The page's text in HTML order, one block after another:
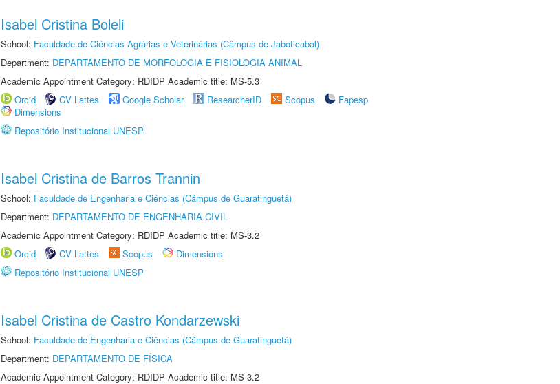
Isabel Cristina Boleli
School: Faculdade de Ciências Agrárias e Veterinárias (Câmpus de Jaboticabal)
Department: DEPARTAMENTO DE MORFOLOGIA E FISIOLOGIA ANIMAL
Academic Appointment Category: RDIDP Academic title: MS-5.3
Orcid
CV Lattes Google Scholar ResearcherID Scopus
Fapesp
Dimensions
Repositório Institucional UNESP
Isabel Cristina de Barros Trannin
School: Faculdade de Engenharia e Ciências (Câmpus de Guaratinguetá)
Department: DEPARTAMENTO DE ENGENHARIA CIVIL
Academic Appointment Category: RDIDP Academic title: MS-3.2
Orcid
CV Lattes Scopus
Dimensions
Repositório Institucional UNESP
Isabel Cristina de Castro Kondarzewski
School: Faculdade de Engenharia e Ciências (Câmpus de Guaratinguetá)
Department: DEPARTAMENTO DE FÍSICA
Academic Appointment Category: RDIDP Academic title: MS-3.2